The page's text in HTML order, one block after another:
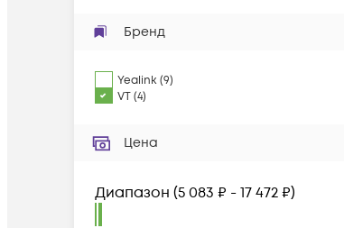
Бренд
Yealink(9)
VT(4)
Цена
Диапазон (5 083 ₽ - 17 472 ₽)